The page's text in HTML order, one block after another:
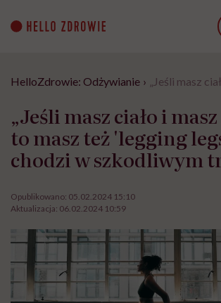
content
HelloZdrowie: Odżywianie › „Jeśli masz
„Jeśli masz ciało i
to masz też 'legging
chodzi w szkodliwym
Opublikowano: 05.02.2024 15:10
Aktualizacja: 06.02.2024 10:59